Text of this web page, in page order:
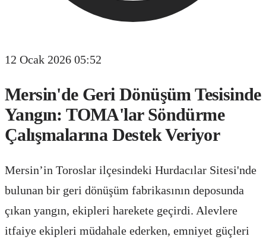
12 Ocak 2026 05:52
Mersin'de Geri Dönüşüm Tesisinde
Yangın: TOMA'lar Söndürme
Çalışmalarına Destek Veriyor
Mersin’in Toroslar ilçesindeki Hurdacılar Sitesi'nde
bulunan bir geri dönüşüm fabrikasının deposunda
çıkan yangın, ekipleri harekete geçirdi. Alevlere
itfaiye ekipleri müdahale ederken, emniyet güçleri